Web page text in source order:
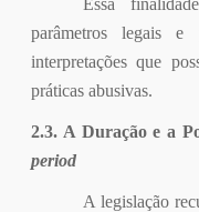
parâmetros legais e
interpretações que
práticas abusivas.
2.3. A Duração e a
period
A legislação